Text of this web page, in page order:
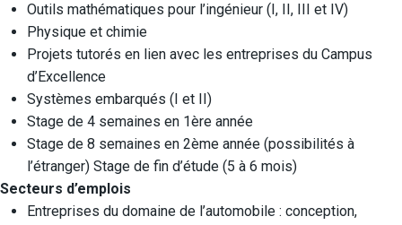
Outils mathématiques pour l’ingénieur (I, II, III et IV)
Physique et chimie
Projets tutorés en lien avec les entreprises du Campus
d’Excellence
Systèmes embarqués (I et II)
Stage de 4 semaines en 1ère année
Stage de 8 semaines en 2ème année (possibilités à
l’étranger) Stage de fin d’étude (5 à 6 mois)
Secteurs d’emplois
Entreprises du domaine de l’automobile : conception,